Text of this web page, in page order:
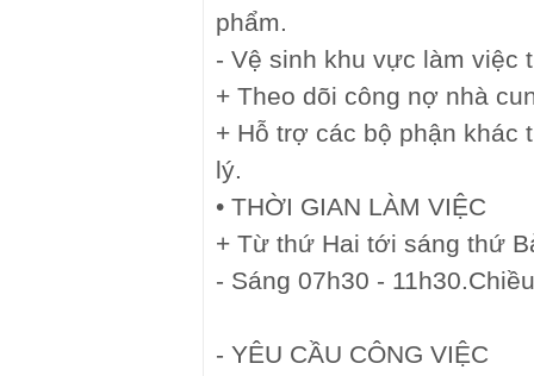
phẩm.
- Vệ sinh khu vực làm việc
+ Theo dõi công nợ nhà
+ Hỗ trợ các bộ phận khác
lý.
• THỜI GIAN LÀM VIỆC
+ Từ thứ Hai tới sáng thứ
- Sáng 07h30 -
- YÊU CẦU CÔNG VIỆC